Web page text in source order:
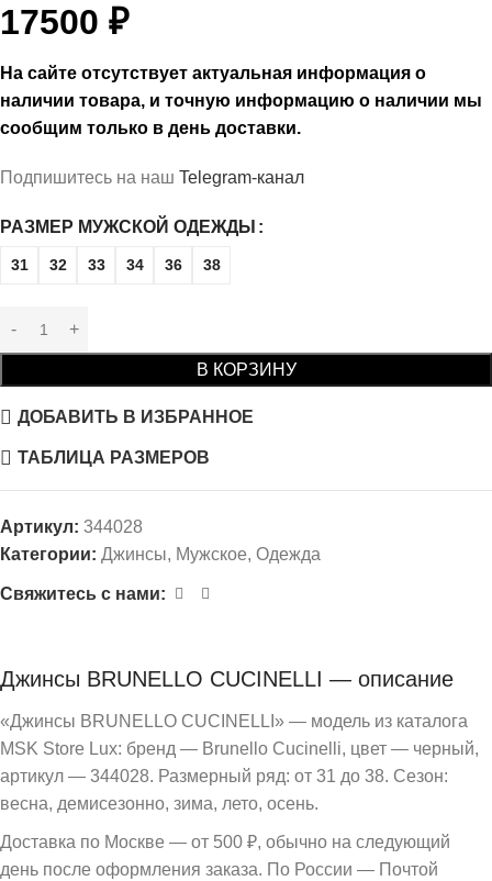
17500 ₽
На сайте отсутствует актуальная информация о
наличии товара, и точную информацию о наличии мы
сообщим только в день доставки.
Подпишитесь на наш Telegram-канал
РАЗМЕР МУЖСКОЙ ОДЕЖДЫ
31 32 33 34 36 38
В КОРЗИНУ
ДОБАВИТЬ В ИЗБРАННОЕ
ТАБЛИЦА РАЗМЕРОВ
Артикул: 344028
Категории: Джинсы, Мужское, Одежда
Свяжитесь с нами:
Джинсы BRUNELLO CUCINELLI — описание
«Джинсы BRUNELLO CUCINELLI» — модель из каталога
MSK Store Lux: бренд — Brunello Cucinelli, цвет — черный,
артикул — 344028. Размерный ряд: от 31 до 38. Сезон:
весна, демисезонно, зима, лето, осень.
Доставка по Москве — от 500 ₽, обычно на следующий
день после оформления заказа. По России — Почтой